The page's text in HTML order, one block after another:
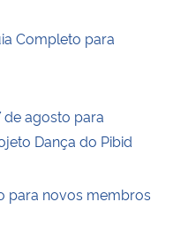
Completo para
de agosto para
Dança do Pibid
para novos membros